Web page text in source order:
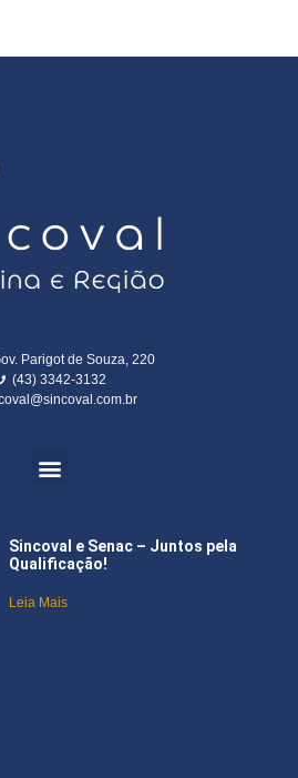
Parigot de Souza, 220
(43) 3342-3132
Sincoval e Senac – Juntos pela
Qualificação!
Leia Mais